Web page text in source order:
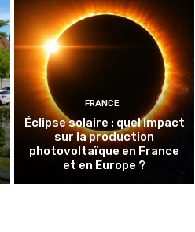
FRANCE
Éclipse solaire : quel impact
sur la production
photovoltaïque en France
et en Europe ?